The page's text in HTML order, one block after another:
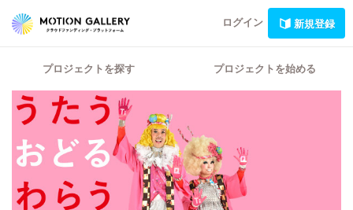
ログイン 新規登録
プロジェクトを探す プロジェクトを始める